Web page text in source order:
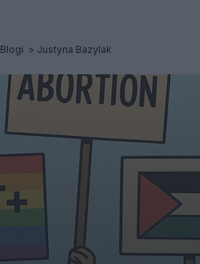
Blogi Justyna Bazylak